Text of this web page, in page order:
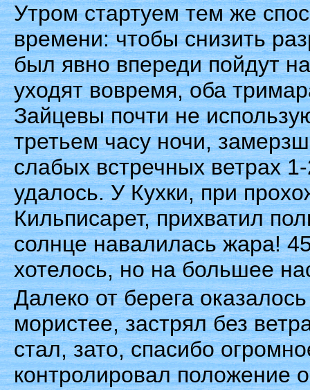
Утром стартуем тем же
времени: чтобы снизить
был явно впереди пойдут
уходят вовремя, оба
Зайцевы почти не
третьем часу ночи,
слабых встречных ветрах
удалось. У Кухки, при
Кильписарет, прихватил
солнце навалилась жара!
хотелось, но на большее
Далеко от берега
мористее, застрял без
стал, зато, спасибо
контролировал положение